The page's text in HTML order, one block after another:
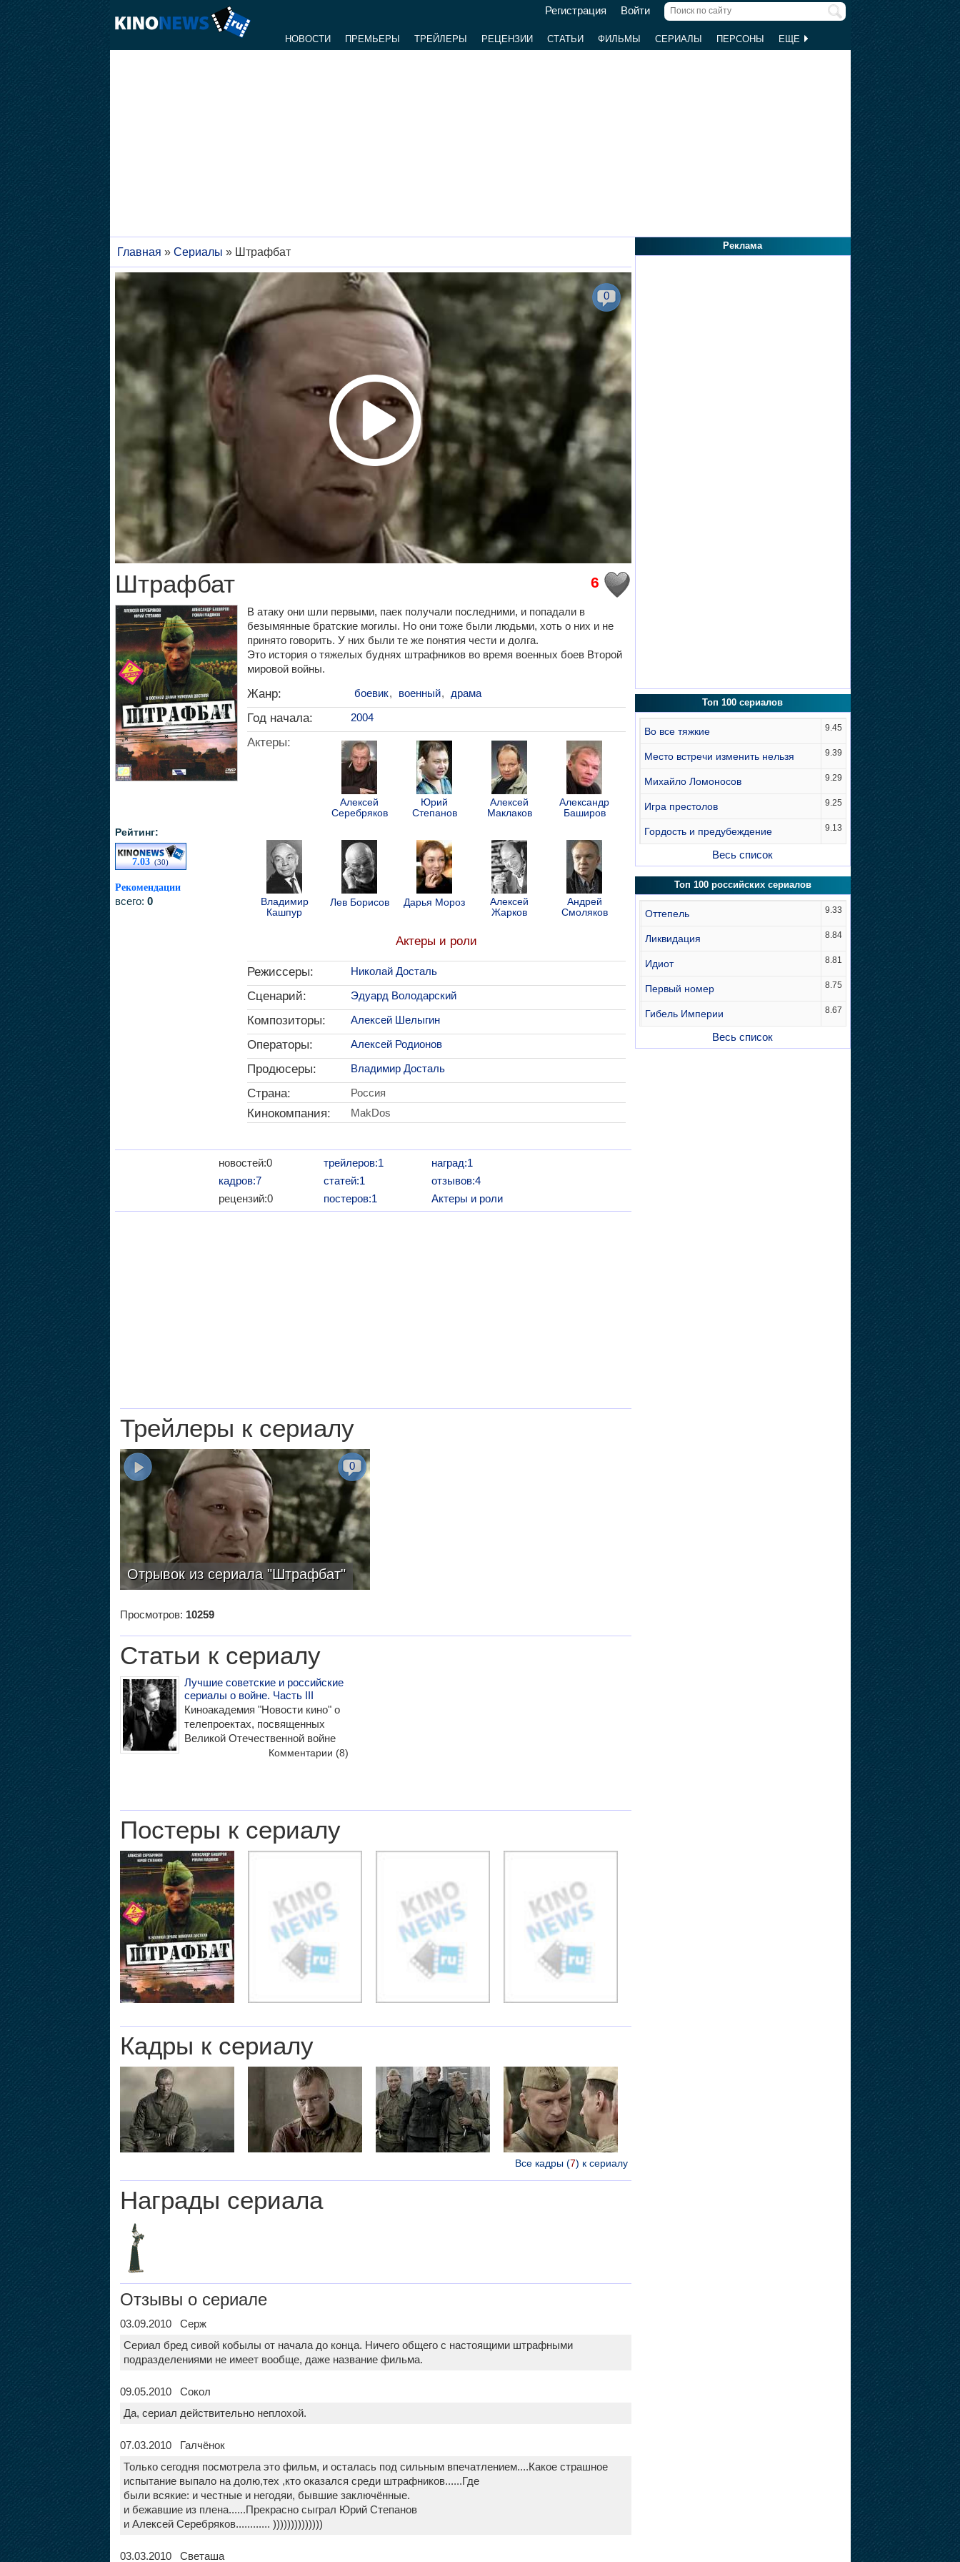
Регистрация Войти
НОВОСТИ ПРЕМЬЕРЫ ТРЕЙЛЕРЫ РЕЦЕНЗИИ СТАТЬИ ФИЛЬМЫ СЕРИАЛЫ ПЕРСОНЫ ЕЩЕ
Главная » Сериалы » Штрафбат
0
6
Штрафбат
Рейтинг:
7.03 (30)
Рекомендации
всего: 0
В атаку они шли первыми, паек получали последними, и попадали в
безымянные братские могилы. Но они тоже были людьми, хоть о них и не
принято говорить. У них были те же понятия чести и долга.
Это история о тяжелых буднях штрафников во время военных боев Второй
мировой войны.
Жанр: боевик, военный, драма
Год начала: 2004
Актеры:
Алексей
Серебряков
Юрий
Степанов
Алексей
Маклаков
Александр
Баширов
Владимир
Кашпур
Лев Борисов Дарья Мороз
Алексей
Жарков
Андрей
Смоляков
Актеры и роли
Режиссеры: Николай Досталь
Сценарий: Эдуард Володарский
Композиторы: Алексей Шелыгин
Операторы: Алексей Родионов
Продюсеры: Владимир Досталь
Страна: Россия
Кинокомпания: MakDos
новостей:0
кадров:7
рецензий:0
трейлеров:1
статей:1
постеров:1
наград:1
отзывов:4
Актеры и роли
Трейлеры к сериалу
Отрывок из сериала "Штрафбат"
0
Просмотров: 10259
Статьи к сериалу
Лучшие советские и российские
сериалы о войне. Часть III
Киноакадемия "Новости кино" о
телепроектах, посвященных
Великой Отечественной войне
Комментарии (8)
Постеры к сериалу
Кадры к сериалу
Все кадры (7) к сериалу
Награды сериала
Отзывы о сериале
03.09.2010 Серж
Сериал бред сивой кобылы от начала до конца. Ничего общего с настоящими штрафными
подразделениями не имеет вообще, даже название фильма.
09.05.2010 Сокол
Да, сериал действительно неплохой.
07.03.2010 Галчёнок
Только сегодня посмотрела это фильм, и осталась под сильным впечатлением....Какое страшное
испытание выпало на долю,тех ,кто оказался среди штрафников......Где
были всякие: и честные и негодяи, бывшие заключённые.
и бежавшие из плена......Прекрасно сыграл Юрий Степанов
и Алексей Серебряков............ ))))))))))))))
03.03.2010 Светаша
Реклама
Топ 100 сериалов
Во все тяжкие 9.45
Место встречи изменить нельзя 9.39
Михайло Ломоносов 9.29
Игра престолов 9.25
Гордость и предубеждение 9.13
Весь список
Топ 100 российских сериалов
Оттепель 9.33
Ликвидация 8.84
Идиот 8.81
Первый номер 8.75
Гибель Империи 8.67
Весь список